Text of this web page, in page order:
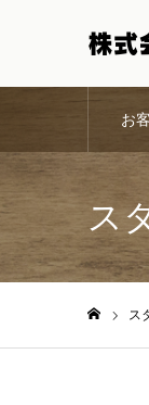
お
ス
ス